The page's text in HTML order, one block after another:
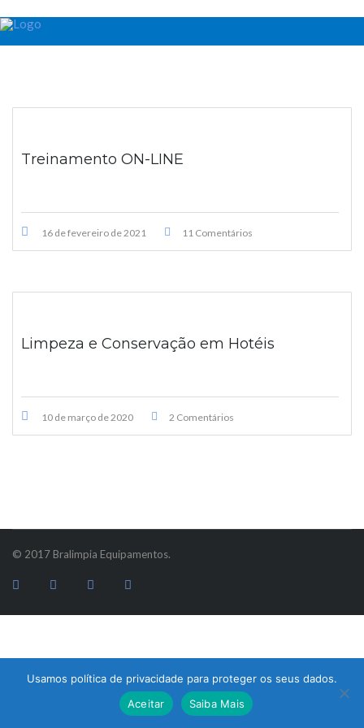
Treinamento ON-LINE
16 de fevereiro de 2021 11 Comentários
Limpeza e Conservação em Hotéis
10 de março de 2020 2 Comentários
© 2017 Bralimpia Equipamentos.
Usamos política de privacidade para proteger os seus dados.
Aceitar
Saiba Mais
Atendimento